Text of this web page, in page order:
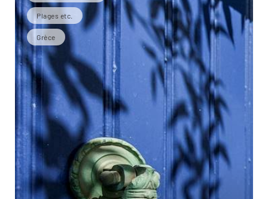
Plages etc.
Grèce